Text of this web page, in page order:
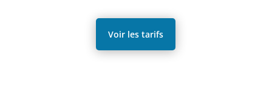
Voir les tarifs